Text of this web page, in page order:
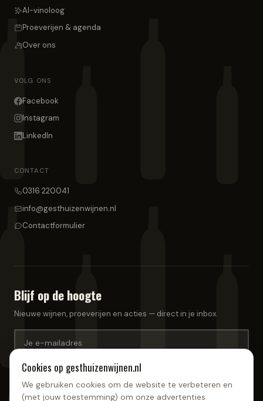
AI-vinoloog
Proeverijen & agenda
Over ons
VOLG ONS
Facebook
Instagram
LinkedIn
CONTACT
0316 220041
info@gesthuizenwijnen.nl
Contactformulier
Blijf op de hoogte
Nieuwe wijnen, proeverijen en acties — direct in je inbox.
Aanmelden
Cookies op gesthuizenwijnen.nl
We gebruiken cookies om de website te verbeteren en
(met jouw toestemming) om onze advertenties